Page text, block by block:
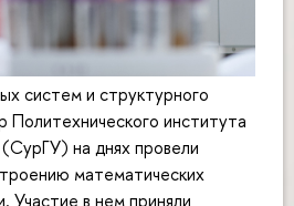
систем и структурного
института
на днях провели
математических
Участие в нем приняли